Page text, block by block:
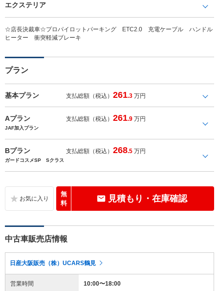
エクステリア
☆店長決裁車☆プロパイロットパーキング ETC2.0 充電ケーブル ハンドル
ヒーター 衝突軽減ブレーキ
プラン
基本プラン 支払総額（税込）261.3 万円
Aプラン 支払総額（税込）261.9 万円
JAF加入プラン
Bプラン 支払総額（税込）268.5 万円
ガードコスメSP Sクラス
無
料
見積もり・在庫確認
中古車販売店情報
日産大阪販売（株）UCARS鶴見
営業時間 10:00〜18:00